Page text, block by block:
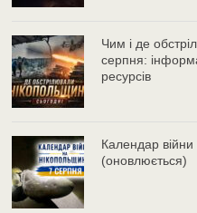
Чим і де
серпня:
ресурсів
Календар
(оновлюється)